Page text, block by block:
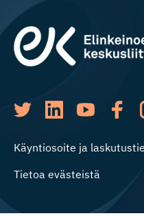
Käyntiosoite ja
Tietoa evästeistä